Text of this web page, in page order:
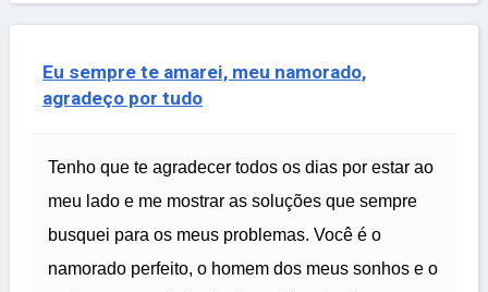
Eu sempre te amarei, meu namorado,
agradeço por tudo
Tenho que te agradecer todos os dias por estar ao
meu lado e me mostrar as soluções que sempre
busquei para os meus problemas. Você é o
namorado perfeito, o homem dos meus sonhos e o